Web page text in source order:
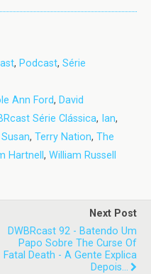
, Podcast, Série
Ann Ford, David
Série Clássica, Ian,
Susan, Terry Nation, The
Hartnell , William Russell
Next Post
DWBRcast 92 - Batendo Um
Papo Sobre The Curse Of
Fatal Death - A Gente Explica
Depois...